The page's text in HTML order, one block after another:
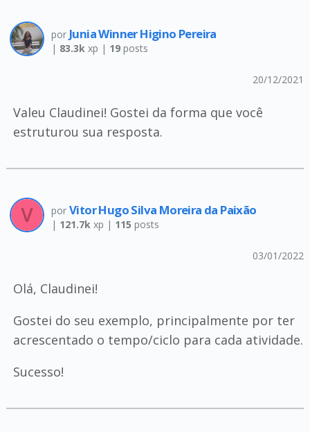
por Junia Winner Higino Pereira
| 83.3kxp | 19posts
20/12/2021
Valeu Claudinei! Gostei da forma que você
estruturou sua resposta.
por Vitor Hugo Silva Moreira da Paixão
| 121.7kxp | 115 posts
03/01/2022
Olá, Claudinei!
Gostei do seu exemplo, principalmente por ter
acrescentado o tempo/ciclo para cada atividade.
Sucesso!